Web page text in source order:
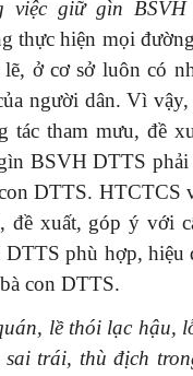
giữ gìn
thực hiện mọi
ở cơ sở luôn có
người dân. Vì
tác tham mưu, đề
BSVH DTTS
DTTS.
đề xuất, góp ý với
phù hợp, hiệu
con DTTS.
lề thói lạc hậu,
trái, thù địch